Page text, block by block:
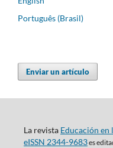
Português (Brasil)
Enviar un artículo
La revista Educación en
eISSN 2344-9683es